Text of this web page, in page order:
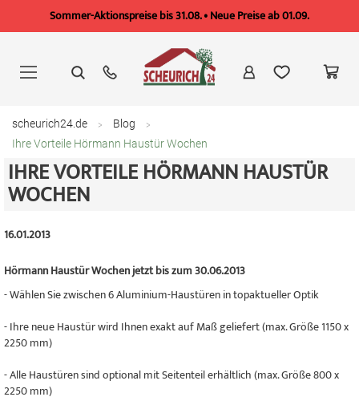
Sommer-Aktionspreise bis 31.08. • Neue Preise ab 01.09.
springen
scheurich24.de
Blog
Ihre Vorteile Hörmann Haustür Wochen
IHRE VORTEILE HÖRMANN HAUSTÜR
WOCHEN
16.01.2013
Hörmann Haustür Wochen jetzt bis zum 30.06.2013
- Wählen Sie zwischen 6 Aluminium-Haustüren in topaktueller Optik
- Ihre neue Haustür wird Ihnen exakt auf Maß geliefert (max. Größe 1150 x
2250 mm)
- Alle Haustüren sind optional mit Seitenteil erhältlich (max. Größe 800 x
2250 mm)